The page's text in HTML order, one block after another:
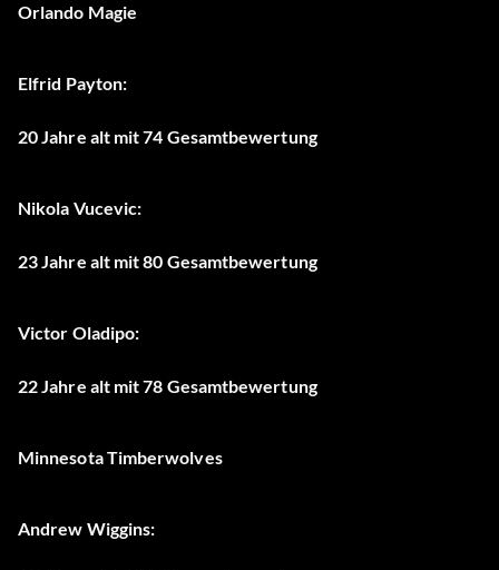
Orlando Magie
Elfrid Payton:
20 Jahre alt mit 74 Gesamtbewertung
Nikola Vucevic:
23 Jahre alt mit 80 Gesamtbewertung
Victor Oladipo:
22 Jahre alt mit 78 Gesamtbewertung
Minnesota Timberwolves
Andrew Wiggins: